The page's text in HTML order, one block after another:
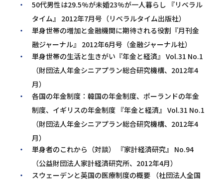
50代男性は29.5%が未婚23%が一人暮らし 『リベラル
タイム』 2012年7月号（リベラルタイム出版社）
単身世帯の増加と金融機関に期待される役割『月刊金
融ジャーナル』 2012年6月号（金融ジャーナル社）
単身世帯の生活と生きがい『年金と経済』 Vol.31 No.1
（財団法人年金シニアプラン総合研究機構、2012年4
月）
各国の年金制度：韓国の年金制度、ポーランドの年金
制度、イギリスの年金制度 『年金と経済』 Vol.31 No.1
（財団法人年金シニアプラン総合研究機構、2012年4
月）
単身者のこれから（対談） 『家計経済研究』 No.94
（公益財団法人家計経済研究所、2012年4月）
スウェーデンと英国の医療制度の概要 （社団法人全国